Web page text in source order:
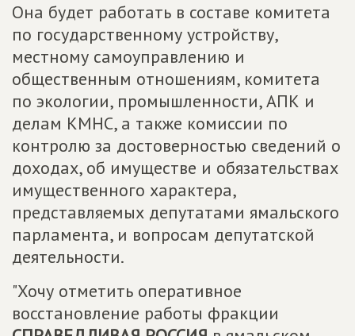
Она будет работать в составе комитета
по государственному устройству,
местному самоуправлению и
общественным отношениям, комитета
по экологии, промышленности, АПК и
делам КМНС, а также комиссии по
контролю за достоверностью сведений о
доходах, об имуществе и обязательствах
имущественного характера,
представляемых депутатами ямальского
парламента, и вопросам депутатской
деятельности.
"Хочу отметить оперативное
восстановление работы фракции